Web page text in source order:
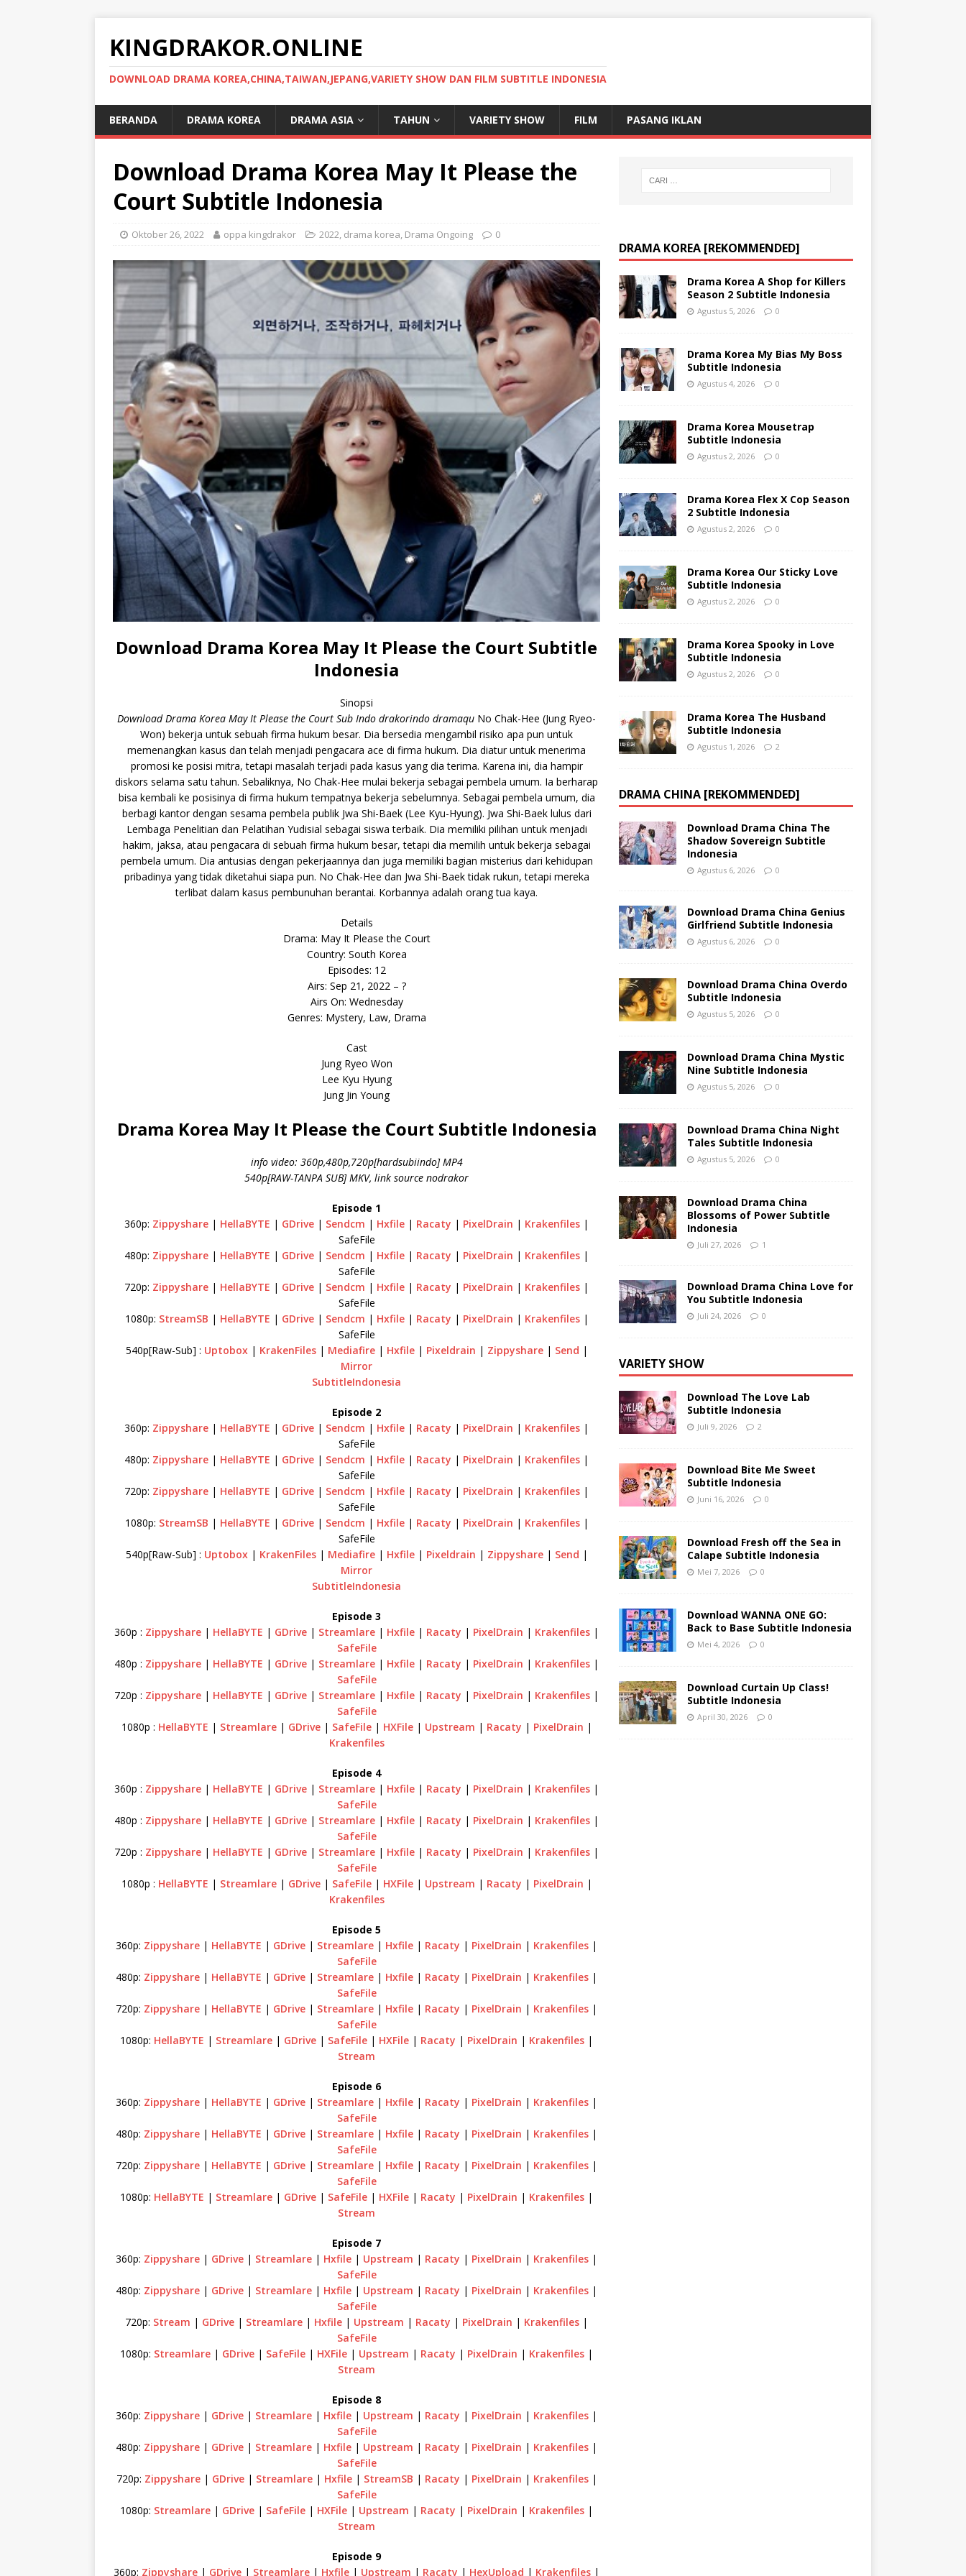
KINGDRAKOR.ONLINE
DOWNLOAD DRAMA KOREA,CHINA,TAIWAN,JEPANG,VARIETY SHOW DAN FILM SUBTITLE INDONESIA
BERANDA DRAMA KOREA DRAMA ASIA TAHUN VARIETY SHOW FILM PASANG IKLAN
Download Drama Korea May It Please the
Court Subtitle Indonesia
Oktober 26, 2022 oppa kingdrakor 2022, drama korea, Drama Ongoing 0
Download Drama Korea May It Please the Court Subtitle
Indonesia
Sinopsi
Download Drama Korea May It Please the Court Sub Indo drakorindo dramaqu No Chak-Hee (Jung Ryeo-
Won) bekerja untuk sebuah firma hukum besar. Dia bersedia mengambil risiko apa pun untuk
memenangkan kasus dan telah menjadi pengacara ace di firma hukum. Dia diatur untuk menerima
promosi ke posisi mitra, tetapi masalah terjadi pada kasus yang dia terima. Karena ini, dia hampir
diskors selama satu tahun. Sebaliknya, No Chak-Hee mulai bekerja sebagai pembela umum. Ia berharap
bisa kembali ke posisinya di firma hukum tempatnya bekerja sebelumnya. Sebagai pembela umum, dia
berbagi kantor dengan sesama pembela publik Jwa Shi-Baek (Lee Kyu-Hyung). Jwa Shi-Baek lulus dari
Lembaga Penelitian dan Pelatihan Yudisial sebagai siswa terbaik. Dia memiliki pilihan untuk menjadi
hakim, jaksa, atau pengacara di sebuah firma hukum besar, tetapi dia memilih untuk bekerja sebagai
pembela umum. Dia antusias dengan pekerjaannya dan juga memiliki bagian misterius dari kehidupan
pribadinya yang tidak diketahui siapa pun. No Chak-Hee dan Jwa Shi-Baek tidak rukun, tetapi mereka
terlibat dalam kasus pembunuhan berantai. Korbannya adalah orang tua kaya.
Details
Drama: May It Please the Court
Country: South Korea
Episodes: 12
Airs: Sep 21, 2022 – ?
Airs On: Wednesday
Genres: Mystery, Law, Drama
Cast
Jung Ryeo Won
Lee Kyu Hyung
Jung Jin Young
Drama Korea May It Please the Court Subtitle Indonesia
info video: 360p,480p,720p[hardsubiindo] MP4
540p[RAW-TANPA SUB] MKV, link source nodrakor
Episode 1
360p: Zippyshare | HellaBYTE | GDrive | Sendcm | Hxfile | Racaty | PixelDrain | Krakenfiles |
SafeFile
480p: Zippyshare | HellaBYTE | GDrive | Sendcm | Hxfile | Racaty | PixelDrain | Krakenfiles |
SafeFile
720p: Zippyshare | HellaBYTE | GDrive | Sendcm | Hxfile | Racaty | PixelDrain | Krakenfiles |
SafeFile
1080p: StreamSB | HellaBYTE | GDrive| Sendcm | Hxfile| Racaty | PixelDrain | Krakenfiles|
SafeFile
540p[Raw-Sub] : Uptobox| KrakenFiles| Mediafire| Hxfile| Pixeldrain | Zippyshare| Send |
Mirror
SubtitleIndonesia
Episode 2
360p: Zippyshare | HellaBYTE | GDrive | Sendcm | Hxfile | Racaty | PixelDrain | Krakenfiles |
SafeFile
480p: Zippyshare | HellaBYTE | GDrive | Sendcm | Hxfile | Racaty | PixelDrain | Krakenfiles |
SafeFile
720p: Zippyshare | HellaBYTE | GDrive | Sendcm | Hxfile | Racaty | PixelDrain | Krakenfiles |
SafeFile
1080p: StreamSB | HellaBYTE | GDrive| Sendcm | Hxfile| Racaty | PixelDrain | Krakenfiles|
SafeFile
540p[Raw-Sub] : Uptobox| KrakenFiles| Mediafire| Hxfile| Pixeldrain | Zippyshare| Send |
Mirror
SubtitleIndonesia
Episode 3
360p : Zippyshare | HellaBYTE | GDrive | Streamlare | Hxfile | Racaty | PixelDrain | Krakenfiles |
SafeFile
480p : Zippyshare | HellaBYTE | GDrive | Streamlare | Hxfile | Racaty | PixelDrain | Krakenfiles |
SafeFile
720p : Zippyshare | HellaBYTE | GDrive | Streamlare | Hxfile | Racaty | PixelDrain | Krakenfiles |
SafeFile
1080p : HellaBYTE | Streamlare| GDrive| SafeFile| HXFile| Upstream | Racaty | PixelDrain |
Krakenfiles
Episode 4
360p : Zippyshare | HellaBYTE | GDrive | Streamlare | Hxfile | Racaty | PixelDrain | Krakenfiles |
SafeFile
480p : Zippyshare | HellaBYTE | GDrive | Streamlare | Hxfile | Racaty | PixelDrain | Krakenfiles |
SafeFile
720p : Zippyshare | HellaBYTE | GDrive | Streamlare | Hxfile | Racaty | PixelDrain | Krakenfiles |
SafeFile
1080p : HellaBYTE | Streamlare| GDrive| SafeFile| HXFile| Upstream | Racaty | PixelDrain |
Krakenfiles
Episode 5
360p: Zippyshare | HellaBYTE | GDrive | Streamlare | Hxfile | Racaty | PixelDrain | Krakenfiles |
SafeFile
480p: Zippyshare | HellaBYTE | GDrive | Streamlare | Hxfile | Racaty | PixelDrain | Krakenfiles |
SafeFile
720p: Zippyshare | HellaBYTE | GDrive | Streamlare | Hxfile | Racaty | PixelDrain | Krakenfiles |
SafeFile
1080p: HellaBYTE | Streamlare | GDrive | SafeFile | HXFile | Racaty | PixelDrain | Krakenfiles |
Stream
Episode 6
360p: Zippyshare | HellaBYTE | GDrive | Streamlare | Hxfile | Racaty | PixelDrain | Krakenfiles |
SafeFile
480p: Zippyshare | HellaBYTE | GDrive | Streamlare | Hxfile | Racaty | PixelDrain | Krakenfiles |
SafeFile
720p: Zippyshare | HellaBYTE | GDrive | Streamlare | Hxfile | Racaty | PixelDrain | Krakenfiles |
SafeFile
1080p: HellaBYTE | Streamlare | GDrive | SafeFile | HXFile | Racaty | PixelDrain | Krakenfiles |
Stream
Episode 7
360p: Zippyshare | GDrive | Streamlare | Hxfile | Upstream | Racaty | PixelDrain | Krakenfiles |
SafeFile
480p: Zippyshare | GDrive | Streamlare | Hxfile | Upstream | Racaty | PixelDrain | Krakenfiles |
SafeFile
720p: Stream | GDrive | Streamlare | Hxfile | Upstream | Racaty | PixelDrain | Krakenfiles |
SafeFile
1080p: Streamlare | GDrive | SafeFile | HXFile | Upstream | Racaty | PixelDrain | Krakenfiles |
Stream
Episode 8
360p: Zippyshare | GDrive | Streamlare | Hxfile | Upstream | Racaty | PixelDrain | Krakenfiles |
SafeFile
480p: Zippyshare | GDrive | Streamlare | Hxfile | Upstream | Racaty | PixelDrain | Krakenfiles |
SafeFile
720p: Zippyshare| GDrive| Streamlare| Hxfile| StreamSB | Racaty | PixelDrain | Krakenfiles|
SafeFile
1080p: Streamlare | GDrive | SafeFile | HXFile | Upstream | Racaty | PixelDrain | Krakenfiles |
Stream
Episode 9
360p: Zippyshare | GDrive | Streamlare | Hxfile | Upstream | Racaty | HexUpload | Krakenfiles |
DRAMA KOREA [REKOMMENDED]
Drama Korea A Shop for Killers
Season 2 Subtitle Indonesia
Agustus 5, 2026 0
Drama Korea My Bias My Boss
Subtitle Indonesia
Agustus 4, 2026 0
Drama Korea Mousetrap
Subtitle Indonesia
Agustus 2, 2026 0
Drama Korea Flex X Cop Season
2 Subtitle Indonesia
Agustus 2, 2026 0
Drama Korea Our Sticky Love
Subtitle Indonesia
Agustus 2, 2026 0
Drama Korea Spooky in Love
Subtitle Indonesia
Agustus 2, 2026 0
Drama Korea The Husband
Subtitle Indonesia
Agustus 1, 2026 2
DRAMA CHINA [REKOMMENDED]
Download Drama China The
Shadow Sovereign Subtitle
Indonesia
Agustus 6, 2026 0
Download Drama China Genius
Girlfriend Subtitle Indonesia
Agustus 6, 2026 0
Download Drama China Overdo
Subtitle Indonesia
Agustus 5, 2026 0
Download Drama China Mystic
Nine Subtitle Indonesia
Agustus 5, 2026 0
Download Drama China Night
Tales Subtitle Indonesia
Agustus 5, 2026 0
Download Drama China
Blossoms of Power Subtitle
Indonesia
Juli 27, 2026 1
Download Drama China Love for
You Subtitle Indonesia
Juli 24, 2026 0
VARIETY SHOW
Download The Love Lab
Subtitle Indonesia
Juli 9, 2026 2
Download Bite Me Sweet
Subtitle Indonesia
Juni 16, 2026 0
Download Fresh off the Sea in
Calape Subtitle Indonesia
Mei 7, 2026 0
Download WANNA ONE GO:
Back to Base Subtitle Indonesia
Mei 4, 2026 0
Download Curtain Up Class!
Subtitle Indonesia
April 30, 2026 0